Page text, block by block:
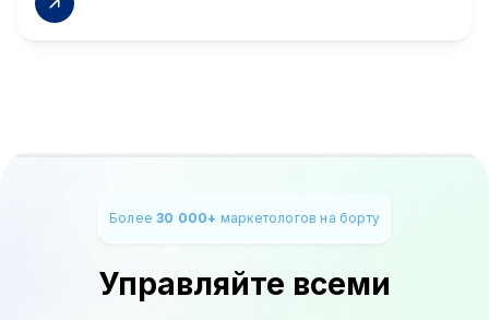
Более30 000+ маркетологов на борту
Управляйте всеми